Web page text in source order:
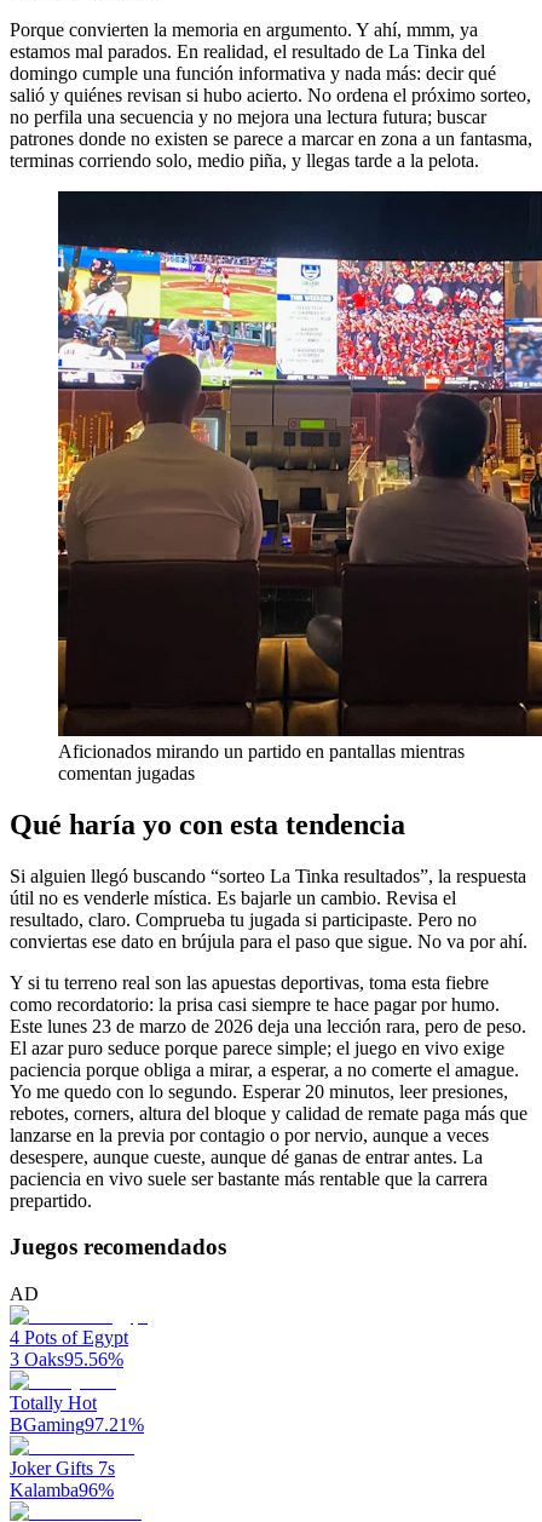
Porque convierten la memoria en argumento. Y ahí, mmm, ya
estamos mal parados. En realidad, el resultado de La Tinka del
domingo cumple una función informativa y nada más: decir qué
salió y quiénes revisan si hubo acierto. No ordena el próximo sorteo,
no perfila una secuencia y no mejora una lectura futura; buscar
patrones donde no existen se parece a marcar en zona a un fantasma,
terminas corriendo solo, medio piña, y llegas tarde a la pelota.
Aficionados mirando un partido en pantallas mientras
comentan jugadas
Qué haría yo con esta tendencia
Si alguien llegó buscando “sorteo La Tinka resultados”, la respuesta
útil no es venderle mística. Es bajarle un cambio. Revisa el
resultado, claro. Comprueba tu jugada si participaste. Pero no
conviertas ese dato en brújula para el paso que sigue. No va por ahí.
Y si tu terreno real son las apuestas deportivas, toma esta fiebre
como recordatorio: la prisa casi siempre te hace pagar por humo.
Este lunes 23 de marzo de 2026 deja una lección rara, pero de peso.
El azar puro seduce porque parece simple; el juego en vivo exige
paciencia porque obliga a mirar, a esperar, a no comerte el amague.
Yo me quedo con lo segundo. Esperar 20 minutos, leer presiones,
rebotes, corners, altura del bloque y calidad de remate paga más que
lanzarse en la previa por contagio o por nervio, aunque a veces
desespere, aunque cueste, aunque dé ganas de entrar antes. La
paciencia en vivo suele ser bastante más rentable que la carrera
prepartido.
Juegos recomendados
AD
4 Pots of Egypt
3 Oaks95.56%
Totally Hot
BGaming97.21%
Joker Gifts 7s
Kalamba96%